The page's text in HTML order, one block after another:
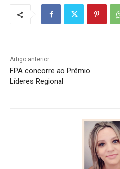
Artigo anterior
FPA concorre ao Prêmio
Líderes Regional